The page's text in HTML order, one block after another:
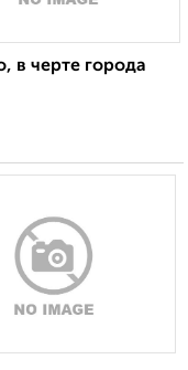
в черте города